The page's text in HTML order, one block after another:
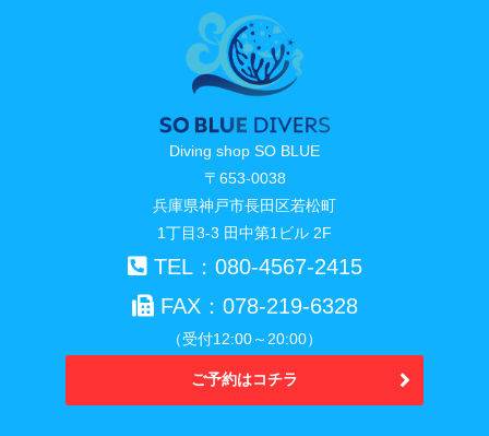
Diving shop SO BLUE
〒653-0038
兵庫県神戸市長田区若松町
1丁目3-3 田中第1ビル 2F
TEL：080-4567-2415
FAX：078-219-6328
（受付12:00～20:00）
ご予約はコチラ